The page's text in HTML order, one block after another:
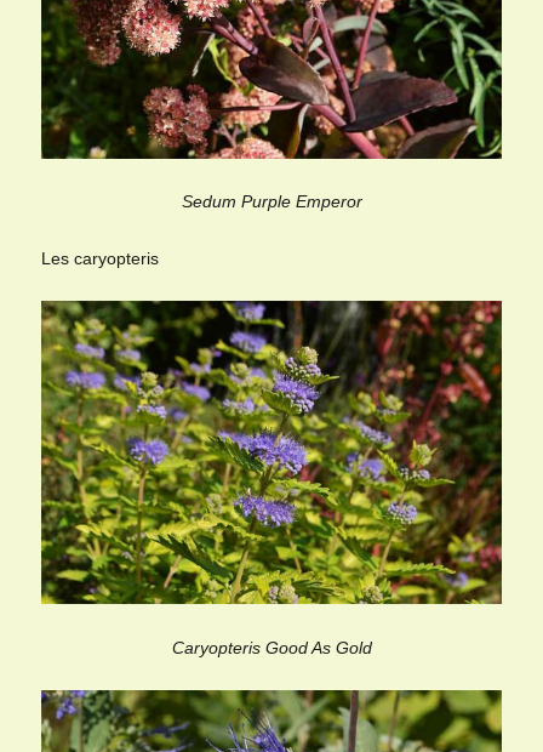
Sedum Purple Emperor
Les caryopteris
Caryopteris Good As Gold